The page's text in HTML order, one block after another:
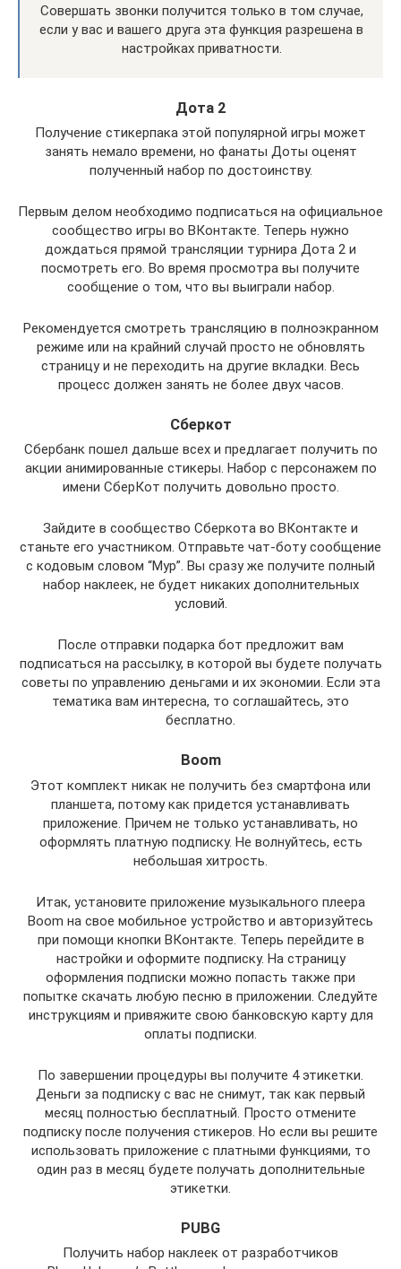
Совершать звонки получится только в том случае,
если у вас и вашего друга эта функция разрешена в
настройках приватности.
Дота 2
Получение стикерпака этой популярной игры может
занять немало времени, но фанаты Доты оценят
полученный набор по достоинству.
Первым делом необходимо подписаться на официальное
сообщество игры во ВКонтакте. Теперь нужно
дождаться прямой трансляции турнира Дота 2 и
посмотреть его. Во время просмотра вы получите
сообщение о том, что вы выиграли набор.
Рекомендуется смотреть трансляцию в полноэкранном
режиме или на крайний случай просто не обновлять
страницу и не переходить на другие вкладки. Весь
процесс должен занять не более двух часов.
Сберкот
Сбербанк пошел дальше всех и предлагает получить по
акции анимированные стикеры. Набор с персонажем по
имени СберКот получить довольно просто.
Зайдите в сообщество Сберкота во ВКонтакте и
станьте его участником. Отправьте чат-боту сообщение
с кодовым словом “Мур”. Вы сразу же получите полный
набор наклеек, не будет никаких дополнительных
условий.
После отправки подарка бот предложит вам
подписаться на рассылку, в которой вы будете получать
советы по управлению деньгами и их экономии. Если эта
тематика вам интересна, то соглашайтесь, это
бесплатно.
Boom
Этот комплект никак не получить без смартфона или
планшета, потому как придется устанавливать
приложение. Причем не только устанавливать, но
оформлять платную подписку. Не волнуйтесь, есть
небольшая хитрость.
Итак, установите приложение музыкального плеера
Boom на свое мобильное устройство и авторизуйтесь
при помощи кнопки ВКонтакте. Теперь перейдите в
настройки и оформите подписку. На страницу
оформления подписки можно попасть также при
попытке скачать любую песню в приложении. Следуйте
инструкциям и привяжите свою банковскую карту для
оплаты подписки.
По завершении процедуры вы получите 4 этикетки.
Деньги за подписку с вас не снимут, так как первый
месяц полностью бесплатный. Просто отмените
подписку после получения стикеров. Но если вы решите
использовать приложение с платными функциями, то
один раз в месяц будете получать дополнительные
этикетки.
PUBG
Получить набор наклеек от разработчиков